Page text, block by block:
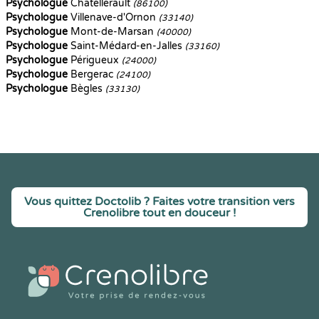
Psychologue Châtellerault (86100)
Psychologue Villenave-d'Ornon (33140)
Psychologue Mont-de-Marsan (40000)
Psychologue Saint-Médard-en-Jalles (33160)
Psychologue Périgueux (24000)
Psychologue Bergerac (24100)
Psychologue Bègles (33130)
Vous quittez Doctolib ? Faites votre transition vers
Crenolibre tout en douceur !